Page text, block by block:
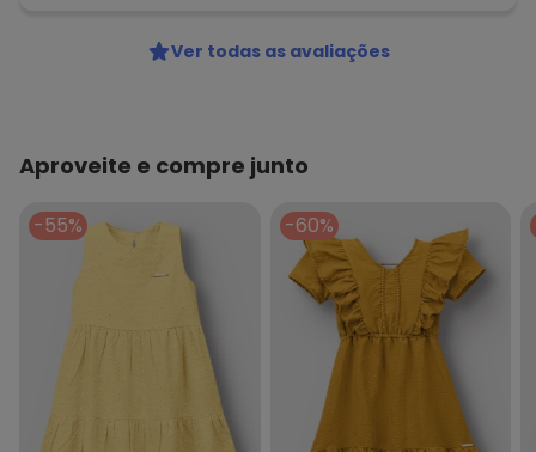
Ver todas as avaliações
Aproveite e compre junto
-55% -60%